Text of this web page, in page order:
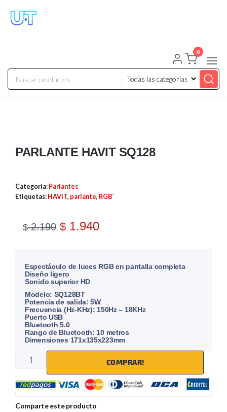
0
PARLANTE HAVIT SQ128
Categoría: Parlantes
Etiquetas: HAVIT, parlante, RGB´
$2.190 $ 1.940
Espectáculo de luces RGB en pantalla completa
Diseño ligero
Sonido superior HD
Modelo: SQ128BT
Potencia de salida: 5W
Frecuencia (Hz-KHz): 150Hz – 18KHz
Puerto USB
Bluetooth 5.0
Rango de Bluetooth: 10 metros
Dimensiones 171x135x223mm
COMPRAR!
Comparte este producto